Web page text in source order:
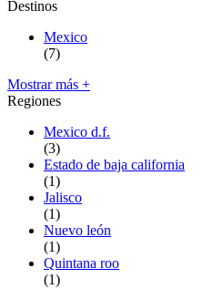
Destinos
Mexico
(7)
Mostrar más +
Regiones
Mexico d.f.
(3)
Estado de baja california
(1)
Jalisco
(1)
Nuevo león
(1)
Quintana roo
(1)